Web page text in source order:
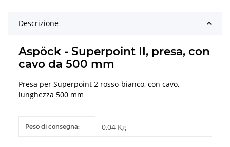
Descrizione
Aspöck - Superpoint II, presa, con
cavo da 500 mm
Presa per Superpoint 2 rosso-bianco, con cavo,
lunghezza 500 mm
#productDetails.itemInformation#
#productDetails.itemValue#
Peso di consegna: 0,04 Kg